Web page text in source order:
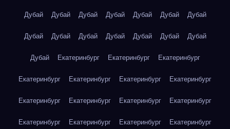
Дубай Дубай Дубай Дубай Дубай Дубай Дубай
Дубай Дубай Дубай Дубай Дубай Дубай Дубай
Дубай Екатеринбург Екатеринбург Екатеринбург
Екатеринбург Екатеринбург Екатеринбург Екатеринбург
Екатеринбург Екатеринбург Екатеринбург Екатеринбург
Екатеринбург Екатеринбург Екатеринбург Екатеринбург